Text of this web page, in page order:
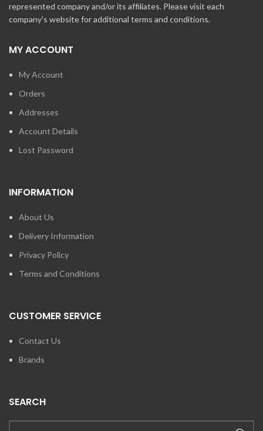
represented company and/or its affiliates. Please visit each
company's website for additional terms and conditions.
MY ACCOUNT
My Account
Orders
Addresses
Account Details
Lost Password
INFORMATION
About Us
Delivery Information
Privacy Policy
Terms and Conditions
CUSTOMER SERVICE
Contact Us
Brands
SEARCH